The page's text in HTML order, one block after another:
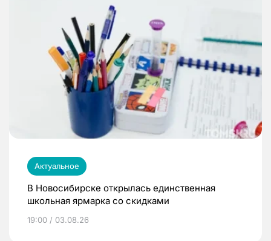
Актуальное
В Новосибирске открылась единственная
школьная ярмарка со скидками
19:00 / 03.08.26